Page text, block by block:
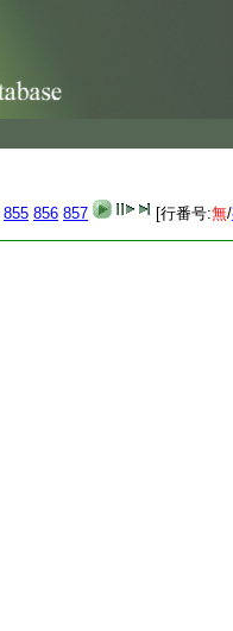
855 856 857 [行番号:無/